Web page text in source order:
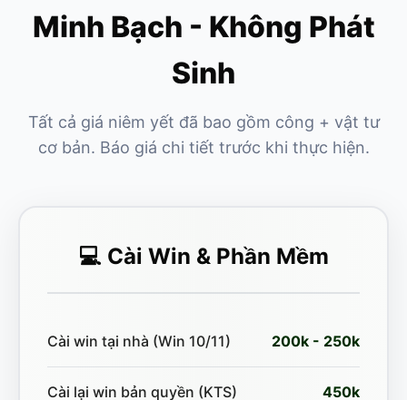
Minh Bạch - Không Phát
Sinh
Tất cả giá niêm yết đã bao gồm công + vật tư
cơ bản. Báo giá chi tiết trước khi thực hiện.
💻 Cài Win & Phần Mềm
Cài win tại nhà (Win 10/11) 200k - 250k
Cài lại win bản quyền (KTS) 450k